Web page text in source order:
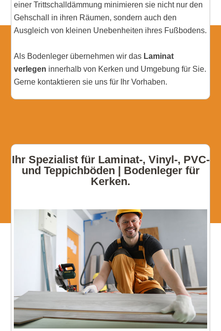
einer Trittschalldämmung minimieren sie nicht nur den
Gehschall in ihren Räumen, sondern auch den
Ausgleich von kleinen Unebenheiten ihres Fußbodens.
Als Bodenleger übernehmen wir das Laminat
verlegen innerhalb von Kerken und Umgebung für Sie.
Gerne kontaktieren sie uns für Ihr Vorhaben.
Ihr Spezialist für Laminat-, Vinyl-, PVC-
und Teppichböden | Bodenleger für
Kerken.